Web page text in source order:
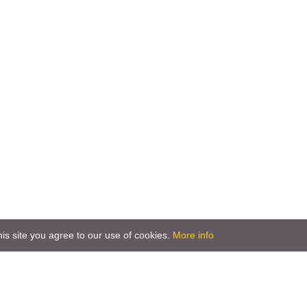
site you agree to our use of cookies. More info